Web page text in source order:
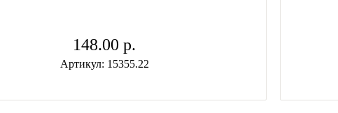
148.00 p.
Артикул: 15355.22